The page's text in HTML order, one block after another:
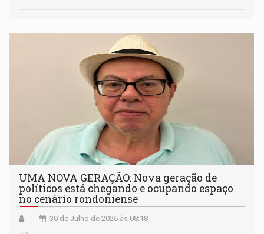
UMA NOVA GERAÇÃO: Nova geração de
políticos está chegando e ocupando espaço
no cenário rondoniense
30 de Julho de 2026 às 08:18